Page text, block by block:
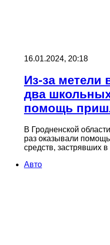
16.01.2024, 20:18
Из-за метели
два
помощь
В Гродненской
раз оказывали
средств, застрявших
Авто